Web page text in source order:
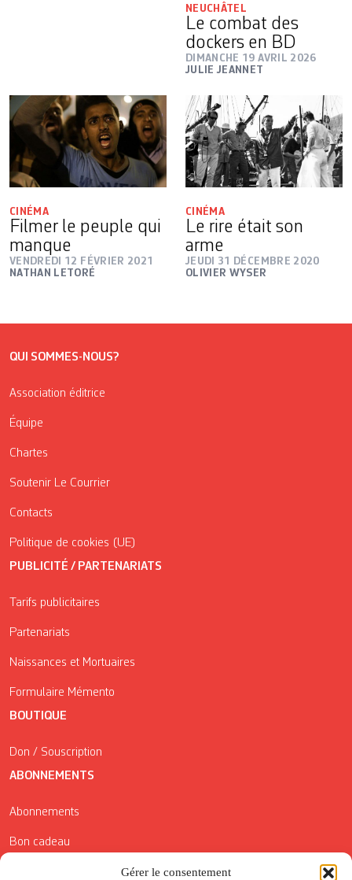
Gérer le consentement
NEUCHÂTEL
Le combat des
dockers en BD
DIMANCHE 19 AVRIL 2026
JULIE JEANNET
CINÉMA
Filmer le peuple qui
manque
VENDREDI 12 FÉVRIER 2021
NATHAN LETORÉ
CINÉMA
Le rire était son
arme
JEUDI 31 DÉCEMBRE 2020
OLIVIER WYSER
QUI SOMMES-NOUS?
Association éditrice
Équipe
Chartes
Soutenir Le Courrier
Contacts
Politique de cookies (UE)
PUBLICITÉ / PARTENARIATS
Tarifs publicitaires
Partenariats
Naissances et Mortuaires
Formulaire Mémento
BOUTIQUE
Don / Souscription
ABONNEMENTS
Abonnements
Bon cadeau
Conditions générales de vente